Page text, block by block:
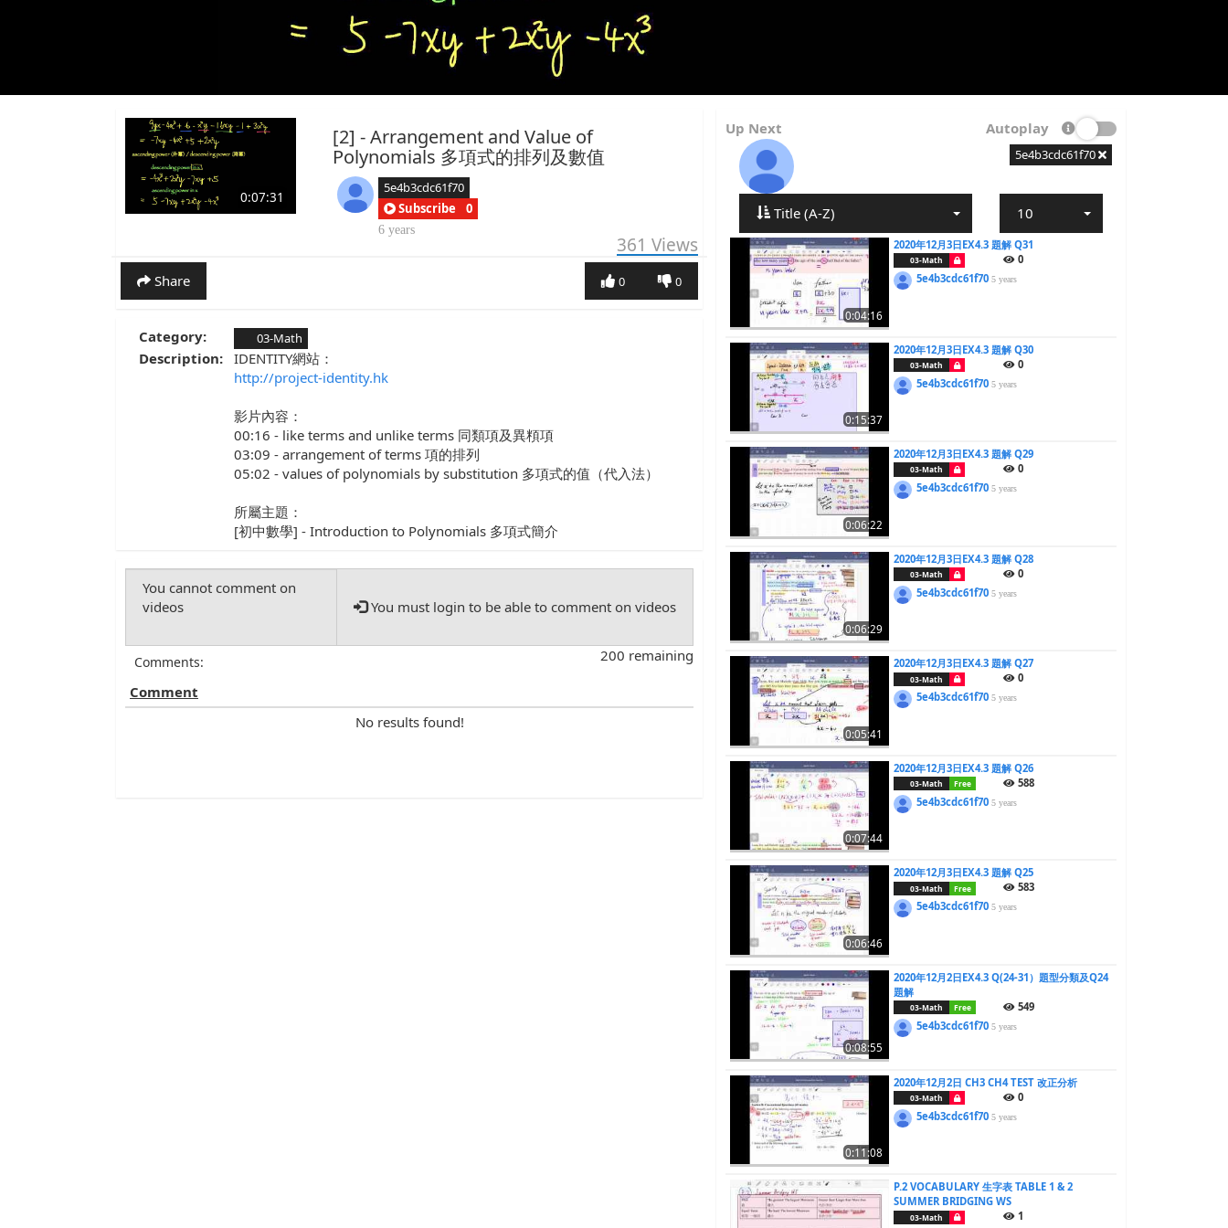
0:07:31
[2] - Arrangement and Value of
Polynomials 多項式的排列及數值
5e4b3cdc61f70
Subscribe
0
6 years
361 Views
Share 0
0
Category: 03-Math
Description: IDENTITY網站：
http://project-identity.hk
影片內容：
00:16 - like terms and unlike terms 同類項及異頪項
03:09 - arrangement of terms 項的排列
05:02 - values of polynomials by substitution 多項式的值（代入法）
所屬主題：
[初中數學] - Introduction to Polynomials 多項式簡介
You must login to be able to comment on videos
200 remaining
Comments:
Comment
No results found!
Up Next Autoplay
5e4b3cdc61f70
Title (A-Z) 10
0:04:16
2020年12月3日EX4.3 題解 Q31
03-Math
0
5e4b3cdc61f705 years
0:15:37
2020年12月3日EX4.3 題解 Q30
03-Math
0
5e4b3cdc61f705 years
0:06:22
2020年12月3日EX4.3 題解 Q29
03-Math
0
5e4b3cdc61f705 years
0:06:29
2020年12月3日EX4.3 題解 Q28
03-Math
0
5e4b3cdc61f705 years
0:05:41
2020年12月3日EX4.3 題解 Q27
03-Math
0
5e4b3cdc61f705 years
0:07:44
2020年12月3日EX4.3 題解 Q26
03-Math Free
588
5e4b3cdc61f705 years
0:06:46
2020年12月3日EX4.3 題解 Q25
03-Math Free
583
5e4b3cdc61f705 years
0:08:55
2020年12月2日EX4.3 Q(24-31）題型分類及Q24
題解
03-Math Free
549
5e4b3cdc61f705 years
0:11:08
2020年12月2日 CH3 CH4 TEST 改正分析
03-Math
0
5e4b3cdc61f705 years
P.2 VOCABULARY 生字表 TABLE 1 & 2
SUMMER BRIDGING WS
03-Math 1